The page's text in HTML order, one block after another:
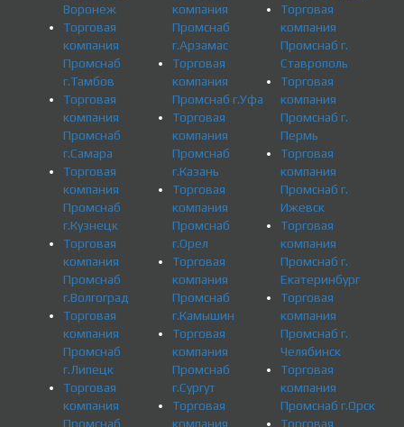
Воронеж
Торговая
компания
Промснаб
г.Тамбов
Торговая
компания
Промснаб
г.Самара
Торговая
компания
Промснаб
г.Кузнецк
Торговая
компания
Промснаб
г.Волгоград
Торговая
компания
Промснаб
г.Липецк
Торговая
компания
Промснаб
компания
Промснаб
г.Арзамас
Торговая
компания
Промснаб г.Уфа
Торговая
компания
Промснаб
г.Казань
Торговая
компания
Промснаб
г.Орел
Торговая
компания
Промснаб
г.Камышин
Торговая
компания
Промснаб
г.Сургут
Торговая
компания
Торговая
компания
Промснаб г.
Ставрополь
Торговая
компания
Промснаб г.
Пермь
Торговая
компания
Промснаб г.
Ижевск
Торговая
компания
Промснаб г.
Екатеринбург
Торговая
компания
Промснаб г.
Челябинск
Торговая
компания
Промснаб г.Орск
Торговая